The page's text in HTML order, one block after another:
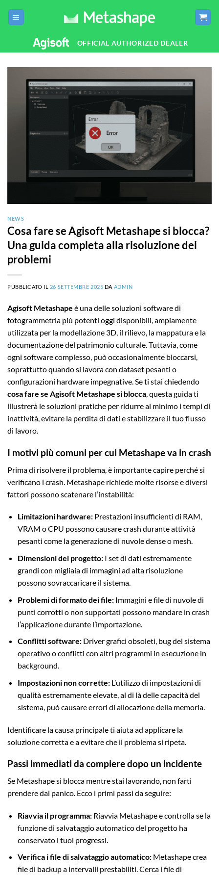
OFFICIAL AUTHORIZED DEALER
NEWS
Cosa fare se Agisoft Metashape si blocca?
Una guida completa alla risoluzione dei
problemi
PUBBLICATO IL 26 SETTEMBRE 2025 DA ADMIN
Agisoft Metashape è una delle soluzioni software di
fotogrammetria più potenti oggi disponibili, ampiamente
utilizzata per la modellazione 3D, il rilievo, la mappatura e la
documentazione del patrimonio culturale. Tuttavia, come
ogni software complesso, può occasionalmente bloccarsi,
soprattutto quando si lavora con dataset pesanti o
configurazioni hardware impegnative. Se ti stai chiedendo
cosa fare se Agisoft Metashape si blocca, questa guida ti
illustrerà le soluzioni pratiche per ridurre al minimo i tempi di
inattività, evitare la perdita di dati e stabilizzare il tuo flusso
di lavoro.
I motivi più comuni per cui Metashape va in crash
Prima di risolvere il problema, è importante capire perché si
verificano i crash. Metashape richiede molte risorse e diversi
fattori possono scatenare l’instabilità:
Limitazioni hardware:Prestazioni insufficienti di RAM,
VRAM o CPU possono causare crash durante attività
pesanti come la generazione di nuvole dense o mesh.
Dimensioni del progetto:I set di dati estremamente
grandi con migliaia di immagini ad alta risoluzione
possono sovraccaricare il sistema.
Problemi di formato dei file:Immagini e file di nuvole di
punti corrotti o non supportati possono mandare in crash
l’applicazione durante l’importazione.
Conflitti software:Driver grafici obsoleti, bug del sistema
operativo o conflitti con altri programmi in esecuzione in
background.
Impostazioni non corrette:L’utilizzo di impostazioni di
qualità estremamente elevate, al di là delle capacità del
sistema, può causare errori di allocazione della memoria.
Identificare la causa principale ti aiuta ad applicare la
soluzione corretta e a evitare che il problema si ripeta.
Passi immediati da compiere dopo un incidente
Se Metashape si blocca mentre stai lavorando, non farti
prendere dal panico. Ecco i primi passi da seguire:
Riavvia il programma:Riavvia Metashape e controlla se la
funzione di salvataggio automatico del progetto ha
conservato i tuoi progressi.
Verifica i file di salvataggio automatico:Metashape crea
file di backup a intervalli prestabiliti. Cerca i file di